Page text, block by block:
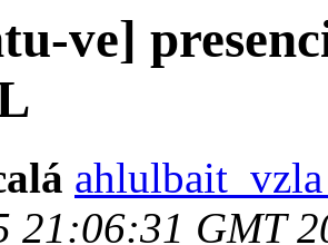
ve]
21:06:31 GMT